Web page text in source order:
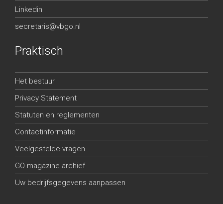
Linkedin
secretaris@vbgo.nl
Praktisch
Het bestuur
Privacy Statement
Statuten en reglementen
Contactinformatie
Veelgestelde vragen
GO magazine archief
Uw bedrijfsgegevens aanpassen